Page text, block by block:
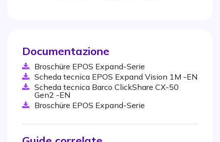
Documentazione
Broschüre EPOS Expand-Serie
Scheda tecnica EPOS Expand Vision 1M -EN
Scheda tecnica Barco ClickShare CX-50
Gen2 -EN
Broschüre EPOS Expand-Serie